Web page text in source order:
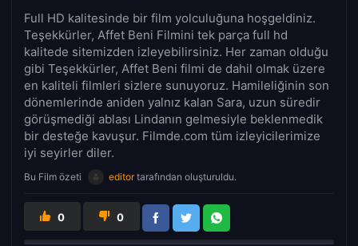
Full HD kalitesinde bir film yolculuğuna hoşgeldiniz.
Teşekkürler, Affet Beni Filmini tek parça full hd
kalitede sitemizden izleyebilirsiniz. Her zaman olduğu
gibi Teşekkürler, Affet Beni filmi de dahil olmak üzere
en kaliteli filmleri sizlere sunuyoruz. Hamileliğinin son
dönemlerinde aniden yalnız kalan Sara, uzun süredir
görüşmediği ablası Lindanın gelmesiyle beklenmedik
bir desteğe kavuşur. Filmde.com tüm izleyicilerimize
iyi seyirler diler.
Bu Film özeti editortarafından oluşturuldu.
0 0